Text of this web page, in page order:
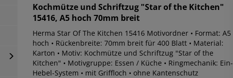
Kochmütze und Schriftzug "Star of the Kitchen"
15416, A5 hoch 70mm breit
Herma Star Of The Kitchen 15416 Motivordner • Format: A5
hoch • Rückenbreite: 70mm breit für 400 Blatt • Material:
Karton • Motiv: Kochmütze und Schriftzug "Star of the
Kitchen" • Motivgruppe: Essen / Küche • Ringmechanik: Ein-
Hebel-System • mit Griffloch • ohne Kantenschutz